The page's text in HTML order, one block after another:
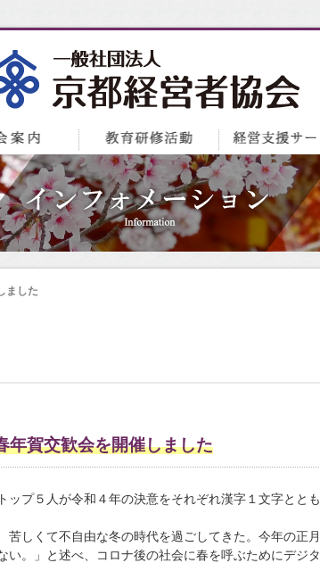
ました
年賀交歓会を開催しました
プ５人が令和４年の決意をそれぞれ漢字１文字ととも
しくて不自由な冬の時代を過ごしてきた。今年の正月
。」と述べ、コロナ後の社会に春を呼ぶためにデジタ